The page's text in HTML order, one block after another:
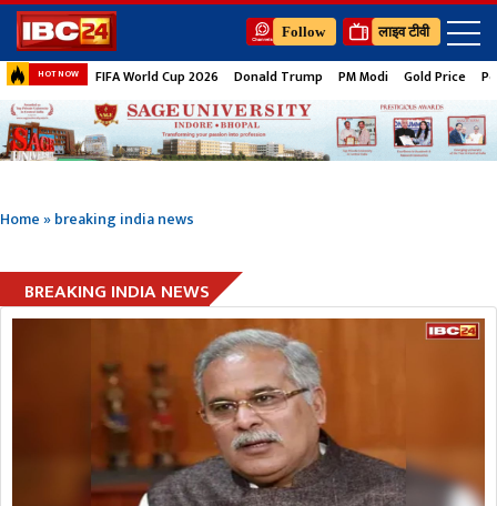
Follow लाइव टीवी
HOT NOW FIFA World Cup 2026 Donald Trump PM Modi Gold Price
Home»breaking india news
BREAKING INDIA NEWS